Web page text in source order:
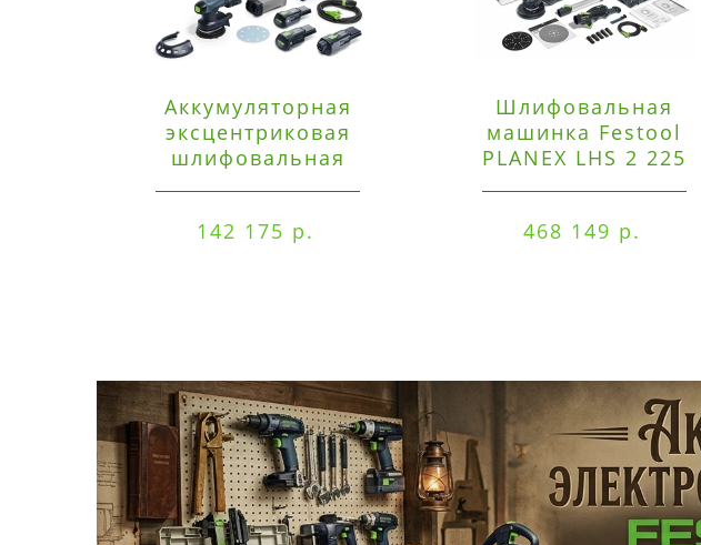
Аккумуляторная
эксцентриковая
шлифовальная
142 175 р.
Шлифовальная
машинка Festool
PLANEX LHS 2 225
468 149 р.